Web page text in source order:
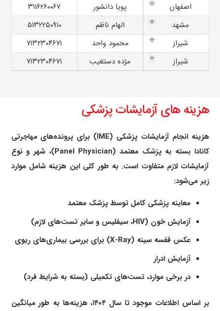
اصفهان
پویا دانشور
۳۱۱۶۲۶۰۰۶۷
مشهد
الهام ناظم
۵۱۳۲۲۵۰۹۱۰
شیراز
محمود واحد
۷۱۳۲۳۰۴۶۷۱
شیراز
مژده دستغیب ۷۱۳۲۳۰۴۶۷۱
هزینه های آزمایشات پزشکی
هزینه انجام آزمایشات پزشکی (IME) برای پرونده‌های مهاجرتی
کانادا بسته به پزشک معتمد (Panel Physician)، شهر و نوع
آزمایشات لازم متفاوت است. به طور کلی این هزینه شامل موارد
زیر می‌شود:
معاینه پزشکی کامل توسط پزشک معتمد
آزمایش خون (HIV، سیفلیس و سایر تست‌های لازم)
عکس قفسه سینه (X-Ray) برای بررسی بیماری‌های ریوی
آزمایش ادرار
در برخی موارد، تست‌های تکمیلی (بسته به شرایط فرد)
بر اساس اطلاعات موجود تا سال ۱۴۰۴، هزینه‌ها به طور میانگین